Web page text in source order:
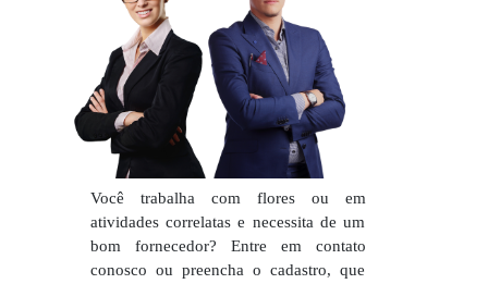
Você trabalha com flores ou em
atividades correlatas e necessita de um
bom fornecedor? Entre em contato
conosco ou preencha o cadastro, que